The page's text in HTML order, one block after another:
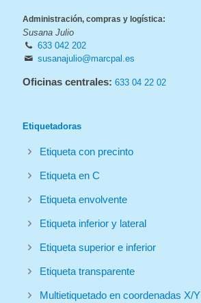
Administración, compras y logística:
Susana Julio
633 042 202
susanajulio@marcpal.es
Oficinas centrales: 633 04 22 02
Etiquetadoras
Etiqueta con precinto
Etiqueta en C
Etiqueta envolvente
Etiqueta inferior y lateral
Etiqueta superior e inferior
Etiqueta transparente
Multietiquetado en coordenadas X/Y